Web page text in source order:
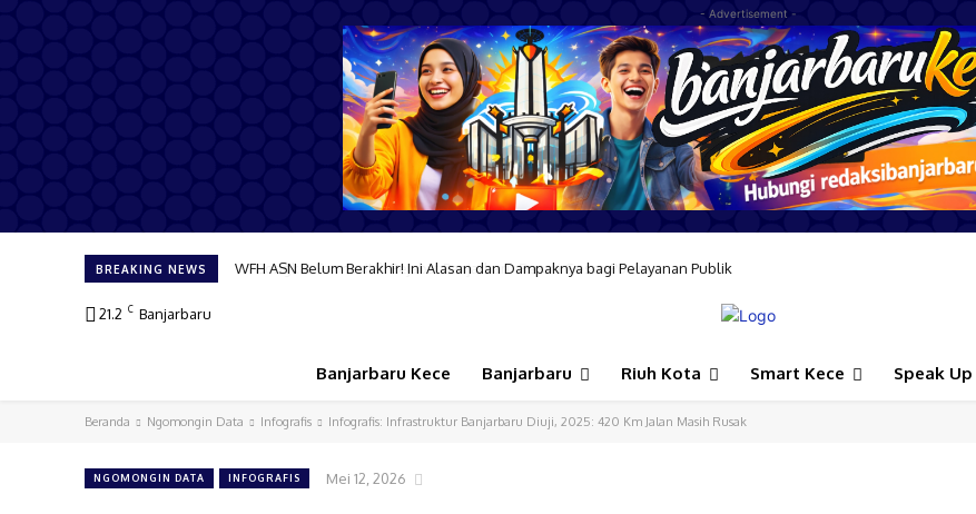
- Advertisement -
BREAKING NEWS WFH ASN Belum Berakhir! Ini Alasan dan Dampaknya bagi Pelayanan Publik
Bongkar Formasi! 91 Pejabat Banjarbaru Resmi Geser Posisi
21.2 C Banjarbaru
Banjarbaru Kece Banjarbaru Riuh Kota Smart Kece Speak Up
Beranda Ngomongin Data Infografis Infografis: Infrastruktur Banjarbaru Diuji, 2025: 420 Km Jalan Masih Rusak
NGOMONGIN DATA INFOGRAFIS Mei 12, 2026